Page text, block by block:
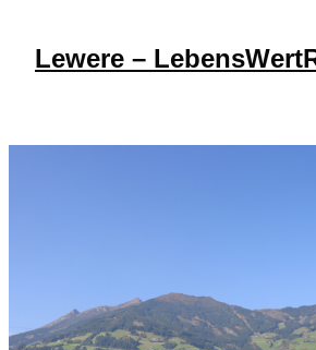
Lewere –